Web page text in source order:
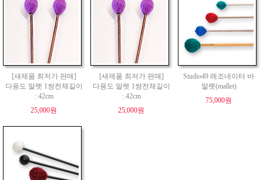
[새제품 최저가 판매]
다용도 말렛 1쌍전체길이
: 42cm
25,000원
[새제품 최저가 판매]
다용도 말렛 1쌍전체길이
: 42cm
25,000원
Studio49 레조네이터 바
말렛(mallet)
75,000원